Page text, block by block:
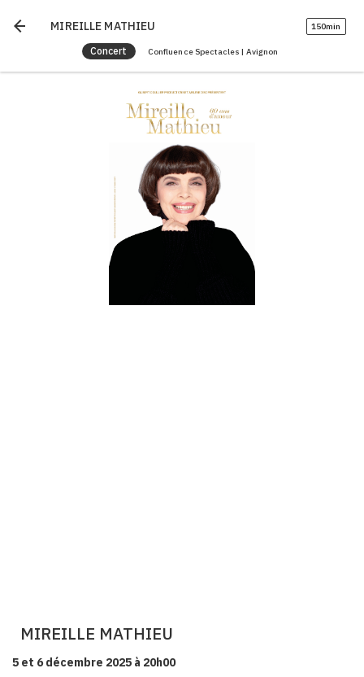
arrow_back MIREILLE MATHIEU 150min
Concert Confluence Spectacles | Avignon
MIREILLE MATHIEU
5 et 6 décembre 2025 à 20h00